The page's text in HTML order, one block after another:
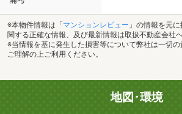
※本物件情報は「 マンションレビュー 」の情報を元
関する正確な情報、及び最新情報は取扱不動産会社
※当情報を基に発生した損害等について弊社は一切
ご理解の上ご利用ください。
地図･環境